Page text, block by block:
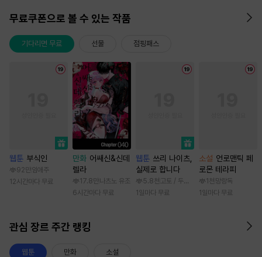
무료쿠폰으로 볼 수 있는 작품
기다리면 무료 선물 점핑패스
웹툰 부식인
92만 임애주
12시간마다 무료
만화 어쌔신&신데
렐라
17.8만 나츠노 유조
6시간마다 무료
웹툰 쓰리 나이츠,
실제로 합니다
5.8천 고토 / 두나래
1일마다 무료
소설 언로맨틱 페
로몬 테라피
1천 망랑독
1일마다 무료
관심 장르 주간 랭킹
웹툰 만화 소설